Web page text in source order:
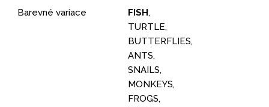
Barevné variace FISH,
TURTLE,
BUTTERFLIES,
ANTS,
SNAILS,
MONKEYS,
FROGS,